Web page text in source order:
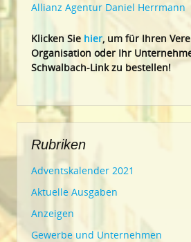
Allianz Agentur Daniel Herrmann
Klicken Sie hier, um für Ihren
Organisation oder Ihr Un
Schwalbach-Link zu bestellen!
Rubriken
Adventskalender 2021
Aktuelle Ausgaben
Anzeigen
Gewerbe und Unternehmen